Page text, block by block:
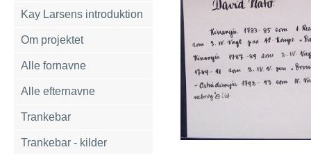
Kay Larsens introduktion
Om projektet
Alle fornavne
Alle efternavne
Trankebar
Trankebar - kilder